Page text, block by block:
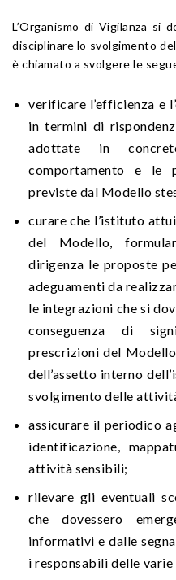
L’Organismo di Vigilanza si
disciplinare lo svolgimento
è chiamato a svolgere le
verificare l’efficienza e
in termini di
adottate in
comportamento e le
previste dal Modello
curare che l’istituto
del Modello,
dirigenza le proposte
adeguamenti da
le integrazioni che si
conseguenza di
prescrizioni del
dell’assetto interno
svolgimento delle
assicurare il periodico
identificazione,
attività sensibili;
rilevare gli eventuali
che dovessero
informativi e dalle
i responsabili delle